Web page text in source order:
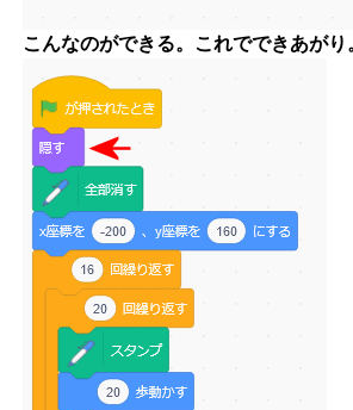
こんなのができる。これでできあがり